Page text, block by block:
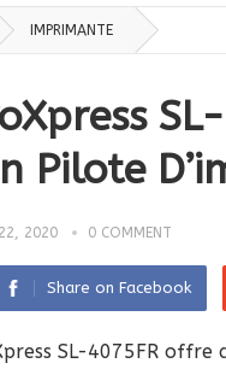
IMPRIMANTE
Pilote
2020 0 COMMENT
Share on Facebook
SL-4075FR offre